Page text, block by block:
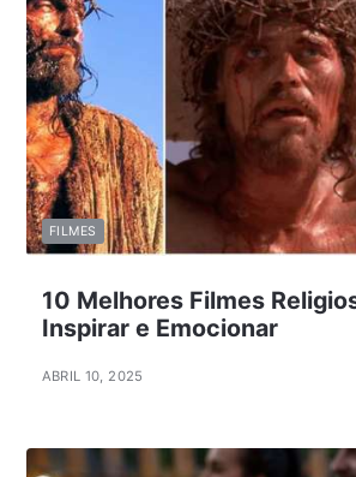
10 Melhores Filmes
Inspirar e Emocionar
ABRIL 10, 2025
FILMES